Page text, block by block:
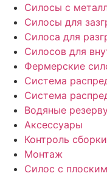
Силосы с
Силосы для
Силоса для
Силосов для
Фермерские
Система
Система
Водяные
Аксессуары
Контроль сборки
Монтаж
Силос с